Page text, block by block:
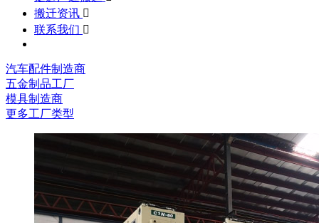
搬迁资讯 
联系我们 
汽车配件制造商
五金制品工厂
模具制造商
更多工厂类型